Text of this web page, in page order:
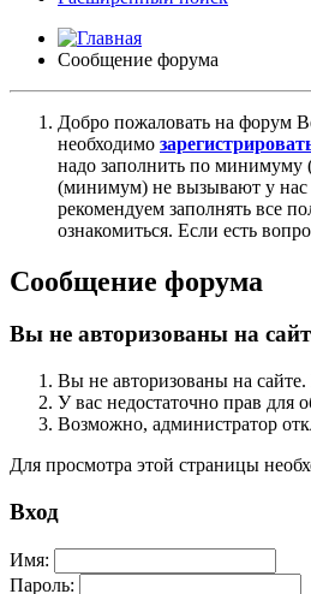
Сообщение форума
Добро пожаловать на форум
необходимо
надо заполнить по
(минимум) не вызывают у нас
рекомендуем заполнять все
ознакомиться. Если есть
Сообщение форума
Вы не авторизованы на
Вы не авторизованы на
У вас недостаточно прав
Возможно, администратор
Для просмотра этой страницы
Вход
Имя:
Пароль: